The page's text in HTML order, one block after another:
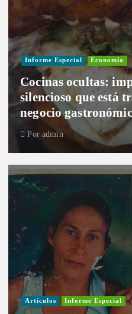
Informe Especial Economía
Cocinas ocultas:
silencioso que está
negocio
Por admin
Artículos Informe Especial